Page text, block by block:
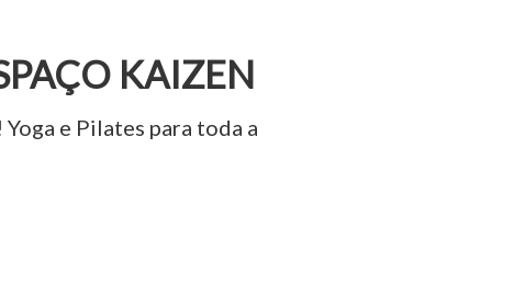
KAIZEN
e Pilates para toda a